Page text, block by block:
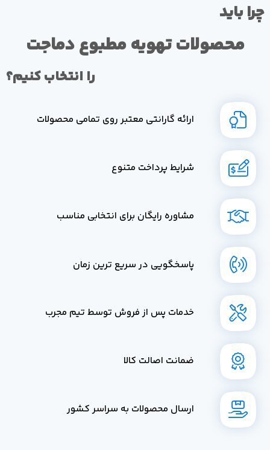
چرا باید
محصولات تهویه مطبوع دماجت
را انتخاب کنیم؟
ارائه گارانتی معتبر روی تمامی محصولات
شرایط پرداخت متنوع
مشاوره رایگان برای انتخابی مناسب
پاسخگویی در سریع ترین زمان
خدمات پس از فروش توسط تیم مجرب
ضمانت اصالت کالا
ارسال محصولات به سراسر کشور